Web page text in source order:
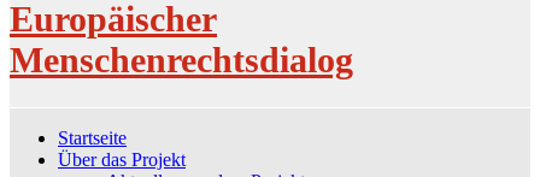
Europäischer
Menschenrechtsdialog
Startseite
Über das Projekt